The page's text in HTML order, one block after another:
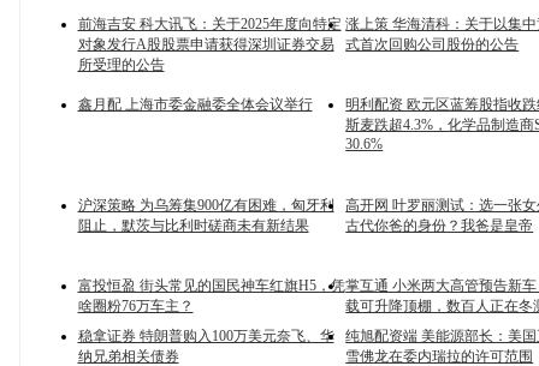
前海吉安 科大讯飞：关于2025年度向特定
对象发行A股股票申请获得深圳证券交易
所受理的公告
涨上策 华海清科：关于以集
式首次回购公司股份的公告
鑫月配 上海市委金融委全体会议举行
明利配资 欧元区蓝筹股指收
斯麦跌超4.3%，化学品制造商
30.6%
沪深策略 为乌筹集900亿有困难，匈牙利
阻止，默茨与比利时磋商未有新结果
高开网 叶罗丽测试：选一张
古代你爸的身份？我爸是皇帝
富投恒盈 街头常见的国民神车红旗H5，凭
啥圈粉76万车主？
掌互通 小米两大高管预告新
载可升降顶棚，数百人正在冬
稳拿证券 特朗普购入100万美元奈飞、华
纳兄弟相关债券
纯旭配资端 美能源部长：美
雪佛龙在委内瑞拉的许可范围